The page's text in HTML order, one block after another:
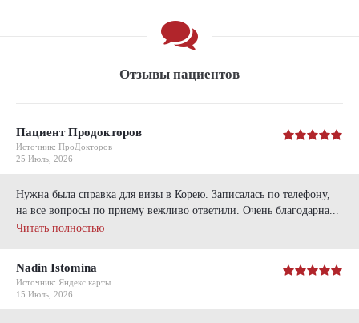
Отзывы пациентов
Пациент Продокторов
Источник: ПроДокторов
25 Июль, 2026
Нужна была справка для визы в Корею. Записалась по телефону,
на все вопросы по приему вежливо ответили. Очень благодарна...
Читать полностью
Nadin Istomina
Источник: Яндекс карты
15 Июль, 2026